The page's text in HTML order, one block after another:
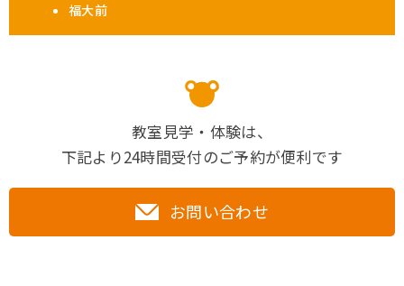
福大前
教室見学・体験は、
下記より24時間受付のご予約が便利です
お問い合わせ